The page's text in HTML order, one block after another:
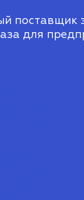
поставщик
для